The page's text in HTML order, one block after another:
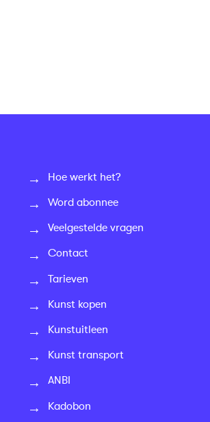
Hoe werkt het?
Word abonnee
Veelgestelde vragen
Contact
Tarieven
Kunst kopen
Kunstuitleen
Kunst transport
ANBI
Kadobon